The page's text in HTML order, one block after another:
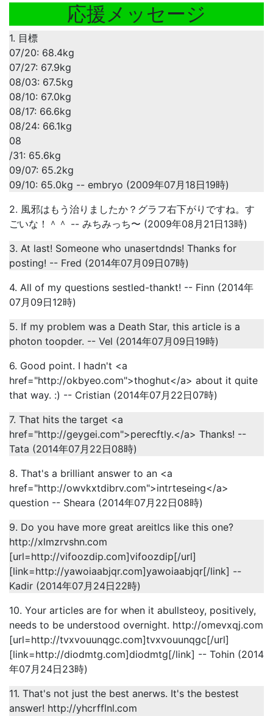
応援メッセージ
1. 目標
07/20: 68.4kg
07/27: 67.9kg
08/03: 67.5kg
08/10: 67.0kg
08/17: 66.6kg
08/24: 66.1kg
08
/31: 65.6kg
09/07: 65.2kg
09/10: 65.0kg -- embryo (2009年07月18日19時)
2. 風邪はもう治りましたか？グラフ右下がりですね。す
ごいな！＾＾ -- みちみっち〜 (2009年08月21日13時)
3. At last! Someone who unasertdnds! Thanks for
posting! -- Fred (2014年07月09日07時)
4. All of my questions sestled-thankt! -- Finn (2014年
07月09日12時)
5. If my problem was a Death Star, this article is a
photon toopder. -- Vel (2014年07月09日19時)
6. Good point. I hadn't <a
href="http://okbyeo.com">thoghut</a> about it quite
that way. :) -- Cristian (2014年07月22日07時)
7. That hits the target <a
href="http://geygei.com">perecftly.</a> Thanks! --
Tata (2014年07月22日08時)
8. That's a brilliant answer to an <a
href="http://owvkxtdibrv.com">intrteseing</a>
question -- Sheara (2014年07月22日08時)
9. Do you have more great areitlcs like this one?
http://xlmzrvshn.com
[url=http://vifoozdip.com]vifoozdip[/url]
[link=http://yawoiaabjqr.com]yawoiaabjqr[/link] --
Kadir (2014年07月24日22時)
10. Your articles are for when it abullsteoy, positively,
needs to be understood overnight. http://omevxqj.com
[url=http://tvxvouunqgc.com]tvxvouunqgc[/url]
[link=http://diodmtg.com]diodmtg[/link] -- Tohin (2014
年07月24日23時)
11. That's not just the best anerws. It's the bestest
answer! http://yhcrfflnl.com